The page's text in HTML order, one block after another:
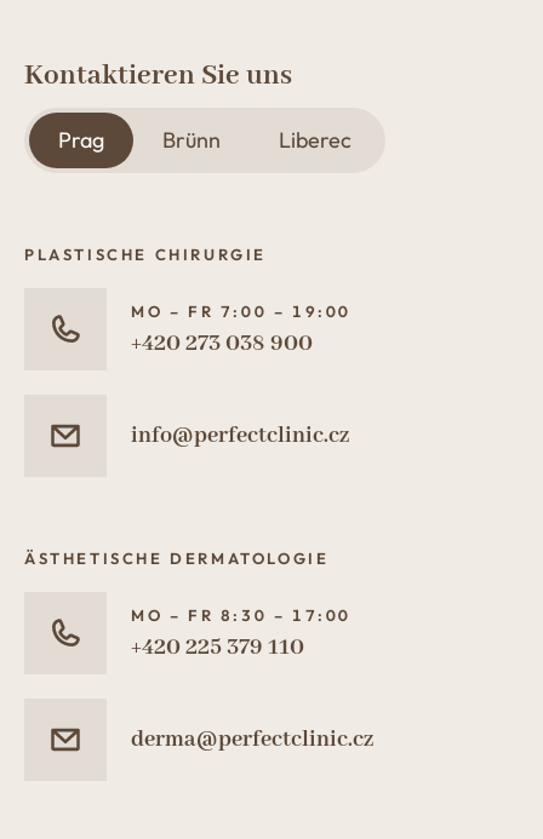
Kontaktieren Sie uns
Prag Brünn Liberec
PLASTISCHE CHIRURGIE
MO – FR 7:00 – 19:00
+420 273 038 900
info@perfectclinic.cz
ÄSTHETISCHE DERMATOLOGIE
MO – FR 8:30 – 17:00
+420 225 379 110
derma@perfectclinic.cz